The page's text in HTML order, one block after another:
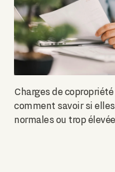
Charges de copropriété
comment savoir si
normales ou trop